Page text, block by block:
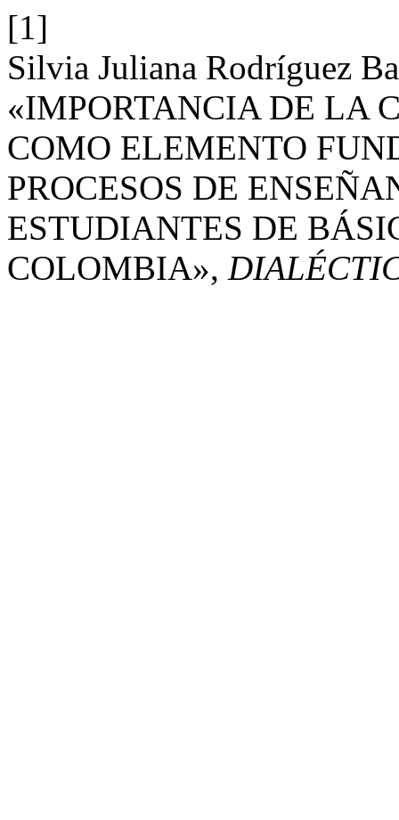
[1]
Silvia Juliana Rodríguez
«IMPORTANCIA DE LA
COMO ELEMENTO
PROCESOS DE
ESTUDIANTES DE
COLOMBIA»,